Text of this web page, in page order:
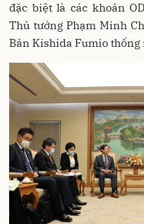
đặc biệt là các khoản
Thủ tướng Phạm Minh
Bản Kishida Fumio thống